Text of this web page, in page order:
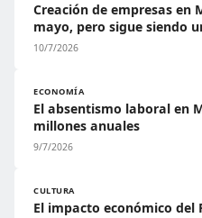
Creación de empresas en
mayo, pero sigue siendo
10/7/2026
ECONOMÍA
El absentismo laboral en
millones anuales
9/7/2026
CULTURA
El impacto económico del